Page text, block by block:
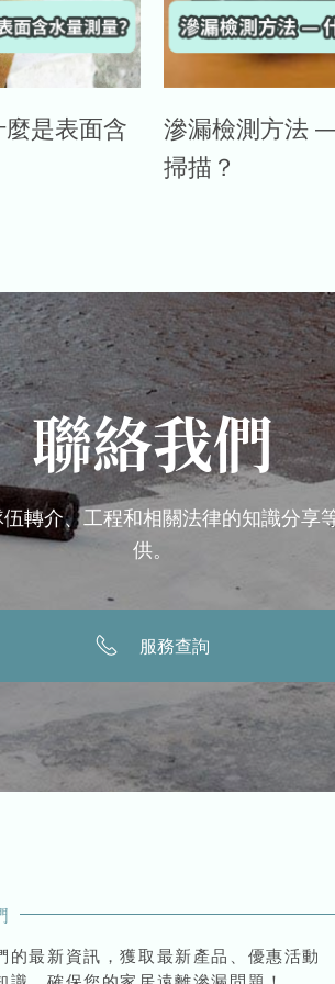
是表面含
滲漏檢測方法
掃描？
聯絡我們
轉介、工程和相關法律的知識分享
供。
服務查詢
的最新資訊，獲取最新產品、優惠活動